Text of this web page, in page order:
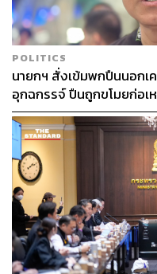
POLITICS
นายกฯ สั่งเข้มพกปืนนอกเ
อุกฉกรรจ์ ปืนถูกขโมยก่อเ